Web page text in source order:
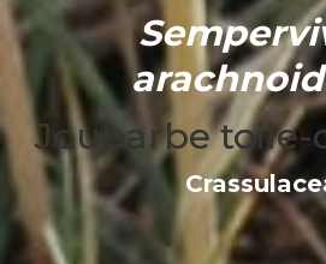
Joubarbe toile-